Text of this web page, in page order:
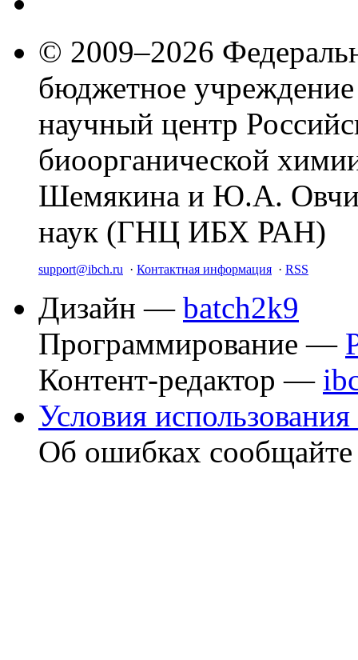
© 2009–2026
бюджетное
научный центр
биоорганической
Шемякина и Ю.А.
наук (ГНЦ ИБХ РАН)
support@ibch.ru · Контактная информация · RSS
Дизайн — batch2k9
Программирование —
Контент-редактор —
Условия использования
Об ошибках